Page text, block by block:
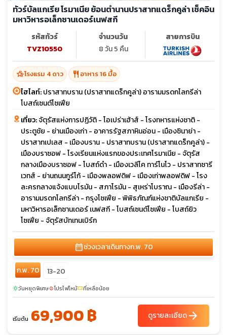
ทัวร์บัลแกเรีย โรมาเนีย ย้อนตำนานปราสาทแดร็กคูล่า เช็คอิน
มหาวิหารอเล็กซานเดอร์เนฟสกี
รหัสทัวร์
TVZ10550
จำนวนวัน
8 วัน 5 คืน
สายการบิน
hotel_classโรงแรม 4 ดาว restaurant อาหาร 16 มื้อ
ไฮไลท์:ปราสาทบราน (ปราสาทแดร็กคูล่า) อารามมรดกโลกรีล่า
โบสถ์เซนต์โซเฟีย
เที่ยว:จัตุรัสแห่งการปฏิวัติ - โอเปร่าเฮ้าส์ - โรงทหารแห่งชาติ -
ประตูชัย - ย่านเมืองเก่า - อาคารรัฐสภาหินอ่อน - เมืองซินาย่า -
ปราสาทเปเลส - เมืองบราน - ปราสาทบราน (ปราสาทแดร็กคูล่า) -
เมืองบราซอฟ - โรงเรียนแห่งแรกของประเทศโรมาเนีย - จัตุรัส
กลางเมืองบราซอฟ - โบสถ์ดำ - เมืองเวลีโค ทาร์โนโว - ปราสาทซารี
เวทส์ - ย่านถนนกูร์โก้ - เมืองพลอฟดิฟ - เมืองเก่าพลอฟดิฟ - โรง
ละครกลางแจ้งแบบโรมัน - สภาโรมัน - สุเหร่าโบราณ - เมืองรีล่า -
อารามมรดกโลกรีล่า - กรุงโซเฟีย - พิพิธภัณฑ์แห่งชาติบัลแกเรีย -
มหาวิหารอเล็กซานเดอร์ เนฟสกี - โบสถ์เซนต์โซเฟีย - โบสถ์ยิว
โซเฟีย - จัตุรัสบัทเทนเบิร์ก
calendar_monthช่วงเวลาเดินทางก.พ. 70
ก.พ. 70 13-20
sunnyวันหยุดพิเศษlocal_fire_departmentโปรไฟไหม้confirmation_numberที่เหลือน้อย
เริ่มต้น 69,900 ฿ ดูรายละเอียดarrow_forward